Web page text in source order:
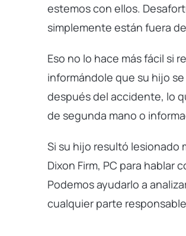
estemos con ellos.
simplemente están fuera
Eso no lo hace más fácil si
informándole que su hijo
después del accidente, lo
de segunda mano o
Si su hijo resultó lesionado
Dixon Firm, PC para hablar
Podemos ayudarlo a
cualquier parte